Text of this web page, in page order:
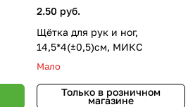
2.50 руб.
Щётка для рук и ног,
14,5*4(±0,5)см, МИКС
Мало
Только в розничном
магазине